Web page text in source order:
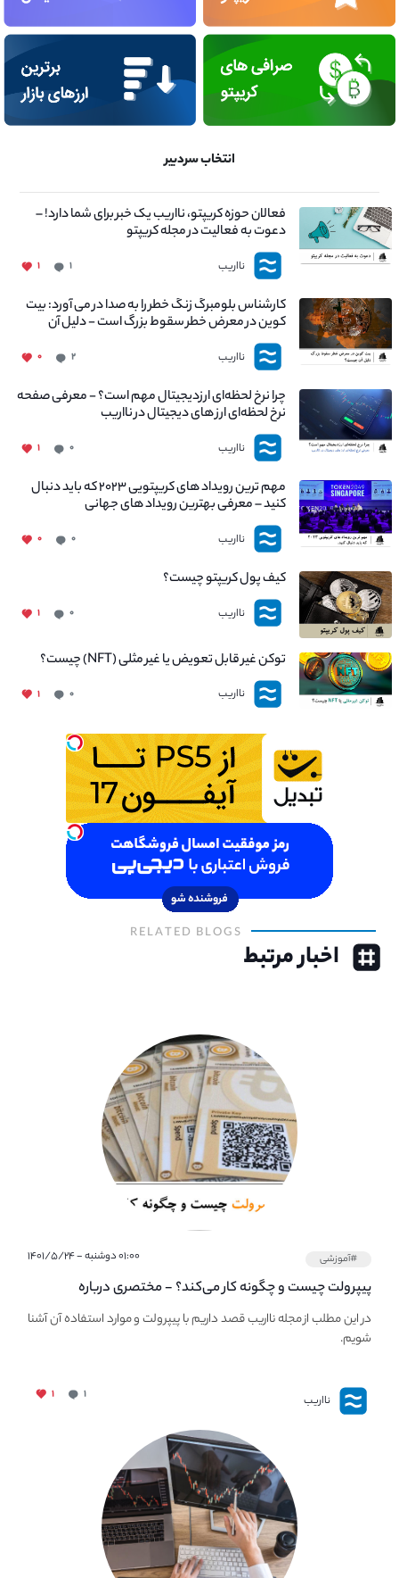
انتخاب سردبیر
فعالان حوزه کریپتو، نااریب یک خبر برای شما دارد! –
دعوت به فعالیت در مجله کریپتو
نااریب ۱ ۱
کارشناس بلومبرگ زنگ خطر را به صدا در می آورد: بیت
کوین در معرض خطر سقوط بزرگ است - دلیل آن
چیست؟
نااریب ۲ ۰
چرا نرخ لحظه‌ای ارزدیجیتال مهم است؟ - معرفی صفحه
نرخ لحظه‌ای ارز های دیجیتال در نااریب
نااریب ۰ ۱
مهم ترین رویداد های کریپتویی ۲۰۲۳ که باید دنبال
کنید – معرفی بهترین رویداد های جهانی
نااریب ۰ ۰
کیف پول کریپتو چیست؟
نااریب ۰ ۱
توکن غیر قابل تعویض یا غیر مثلی (NFT) چیست؟
نااریب ۰ ۱
RELATED BLOGS
اخبار مرتبط
#آموزشی ۰۱:۰۰ دوشنبه - ۱۴۰۱/۵/۲۴
پیپر‌ولت چیست و چگونه کار می‌کند؟ - مختصری درباره
PaperWallet
در این مطلب از مجله نااریب قصد داریم با پیپر‌ولت و موارد استفاده آن آشنا
شویم.
نااریب ۱ ۱